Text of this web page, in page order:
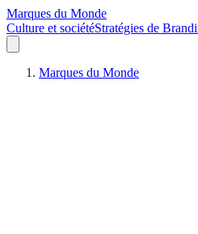
Marques du Monde
Culture et sociétéStratégies de
Marques du Monde